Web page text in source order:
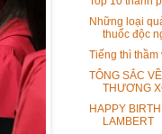
Những loại
thuốc độc
Tiếng thì thầm
TÔNG SẮC
THƯƠNG
HAPPY
LAMBERT